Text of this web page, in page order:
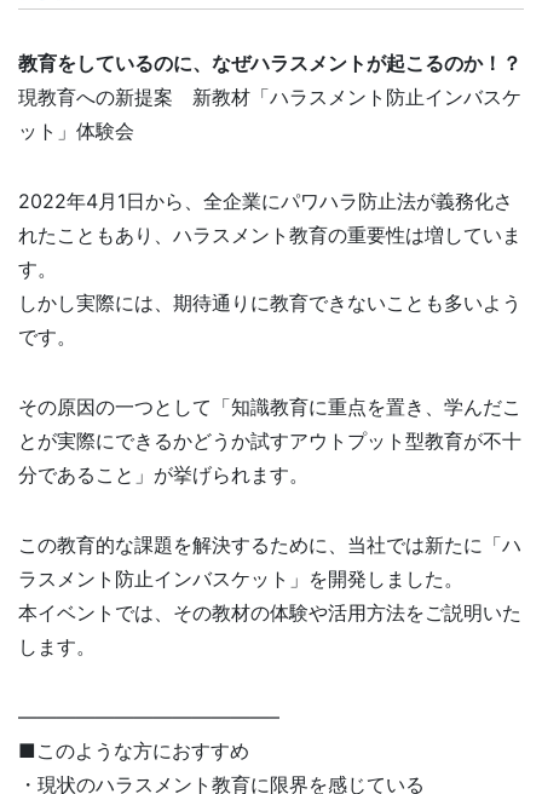
教育をしているのに、なぜハラスメントが起こるのか！？
現教育への新提案 新教材「ハラスメント防止インバスケ
ット」体験会
2022年4月1日から、全企業にパワハラ防止法が義務化さ
れたこともあり、ハラスメント教育の重要性は増していま
す。
しかし実際には、期待通りに教育できないことも多いよう
です。
その原因の一つとして「知識教育に重点を置き、学んだこ
とが実際にできるかどうか試すアウトプット型教育が不十
分であること」が挙げられます。
この教育的な課題を解決するために、当社では新たに「ハ
ラスメント防止インバスケット」を開発しました。
本イベントでは、その教材の体験や活用方法をご説明いた
します。
—————————————–
■このような方におすすめ
・現状のハラスメント教育に限界を感じている